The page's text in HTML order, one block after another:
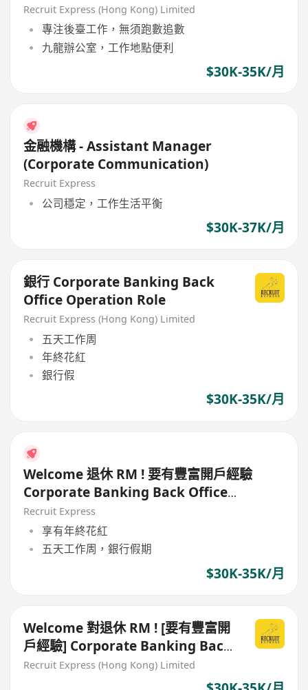
Recruit Express (Hong Kong) Limited
專注後臺工作，無須跑數追數
九龍辦公室，工作地點便利
$30K-35K/月
金融機構 - Assistant Manager
(Corporate Communication)
Recruit Express
公司穩定，工作生活平衡
$30K-37K/月
銀行 Corporate Banking Back
Office Operation Role
Recruit Express (Hong Kong) Limited
五天工作周
年終花紅
銀行假
$30K-35K/月
Welcome 退休 RM ! 要有豐富開戶經驗
Corporate Banking Back Office
Operation Role
Recruit Express
享有年終花紅
五天工作周，銀行假期
$30K-35K/月
Welcome 對退休 RM ! [要有豐富開
戶經驗] Corporate Banking Back
Office Operation Position
Recruit Express (Hong Kong) Limited